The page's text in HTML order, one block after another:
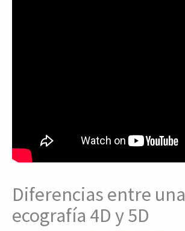
Diferencias entre una
ecografía 4D y 5D